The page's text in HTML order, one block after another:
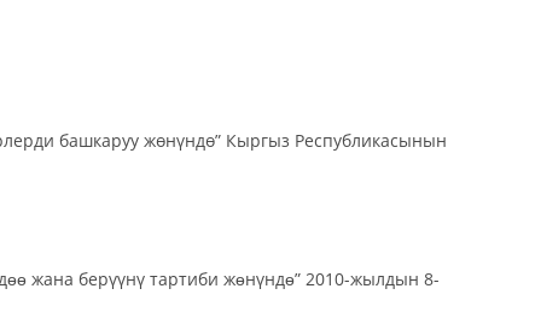
башкаруу жөнүндө” Кыргыз Республикасынын
жана берүүнү тартиби жɵнүндɵ” 2010-жылдын 8-